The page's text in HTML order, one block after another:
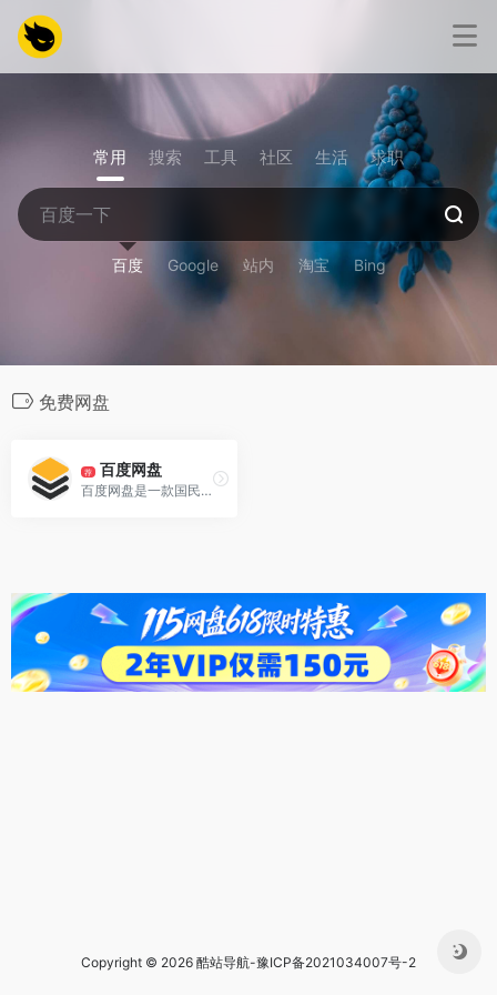
常用 搜索 工具 社区 生活 求职
百度 Google 站内 淘宝 Bing
免费网盘
荐 百度网盘
百度网盘是一款国民级产品
Copyright © 2026 酷站导航-豫ICP备2021034007号-2